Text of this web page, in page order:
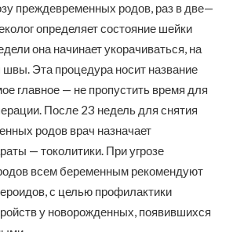
преждевременных родов, раз в две—
определяет состояние шейки
она начинает укорачиваться, на
Эта процедура носит название
главное — не пропустить время для
После 23 недель для снятия
родов врач назначает
— токолитики. При угрозе
всем беременным рекомендуют
с целью профилактики
у новорожденных, появившихся